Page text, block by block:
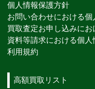
個人情報保護方針
お問い合わせにおける
買取査定お申し込みに
資料等請求における個
利用規約
高額買取リスト